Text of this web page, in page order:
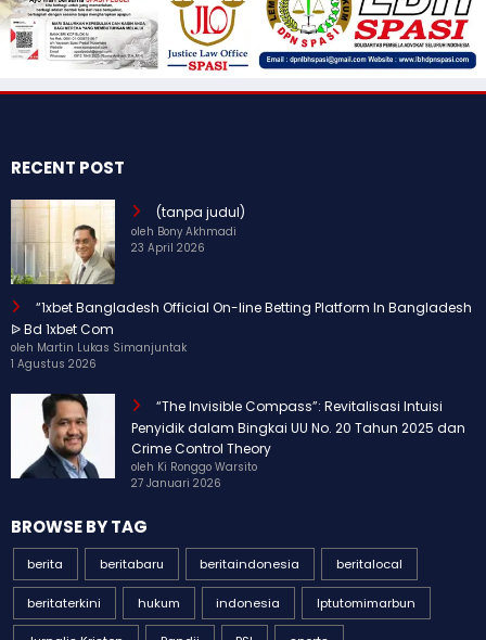
RECENT POST
(tanpa judul)
oleh Bony Akhmadi
23 April 2026
“1xbet Bangladesh Official On-line Betting Platform In Bangladesh
ᐉ Bd 1xbet Com
oleh Martin Lukas Simanjuntak
1 Agustus 2026
“The Invisible Compass”: Revitalisasi Intuisi
Penyidik dalam Bingkai UU No. 20 Tahun 2025 dan
Crime Control Theory
oleh Ki Ronggo Warsito
BROWSE BY TAG
berita beritabaru beritaindonesia beritalocal
beritaterkini hukum indonesia Iptutomimarbun